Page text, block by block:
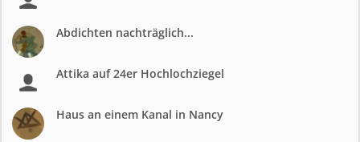
Abdichten nachträglich...
Attika auf 24er Hochlochziegel
Haus an einem Kanal in Nancy